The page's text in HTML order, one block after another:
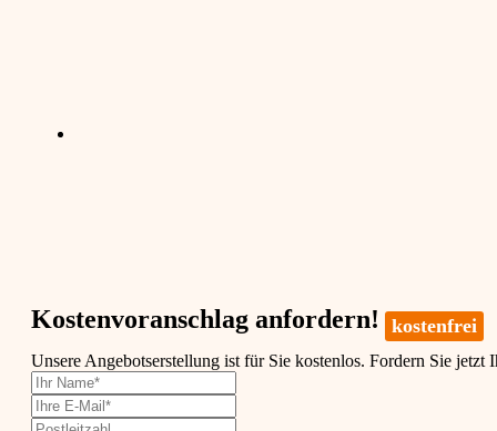
Kostenvoranschlag anfordern! kostenfrei
Unsere Angebotserstellung ist für Sie kostenlos. Fordern Sie jetzt